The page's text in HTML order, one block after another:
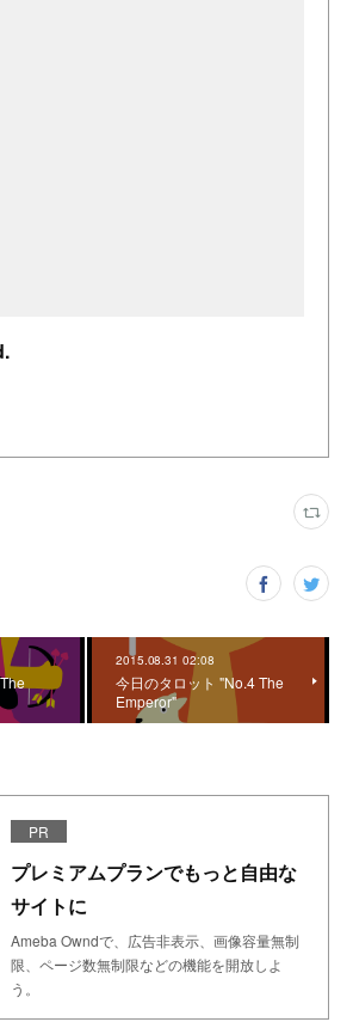
2015.08.31 02:08
今日のタロット "No.4 The
Emperor"
PR
プレミアムプランでもっと自由な
サイトに
Ameba Owndで、広告非表示、画像容量無制
限、ページ数無制限などの機能を開放しよ
う。